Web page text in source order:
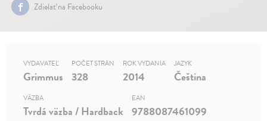
Zdielať na Facebooku
VYDAVATEĽ
Grimmus
POČET STRÁN
328
ROK VYDANIA
2014
JAZYK
Čeština
VÄZBA
Tvrdá väzba / Hardback
EAN
9788087461099